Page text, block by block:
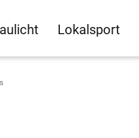
Lokalsport